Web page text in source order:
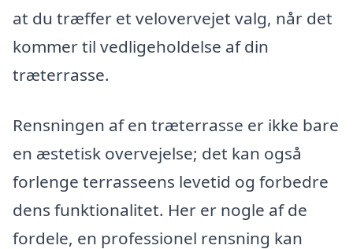
at du træffer et velovervejet valg, når det
kommer til vedligeholdelse af din
træterrasse.
Rensningen af en træterrasse er ikke bare
en æstetisk overvejelse; det kan også
forlenge terrasseens levetid og forbedre
dens funktionalitet. Her er nogle af de
fordele, en professionel rensning kan